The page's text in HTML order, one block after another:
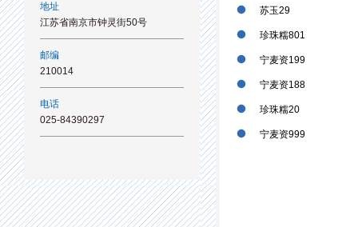
地址
江苏省南京市钟灵街50号
邮编
210014
电话
025-84390297
苏玉29
珍珠糯801
宁麦资199
宁麦资188
珍珠糯20
宁麦资999